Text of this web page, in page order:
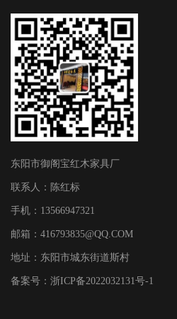
东阳市御阁宝红木家具厂
联系人：陈红标
手机：13566947321
邮箱： 416793835@QQ.COM
地址：东阳市城东街道斯村
备案号： 浙ICP备2022032131号-1